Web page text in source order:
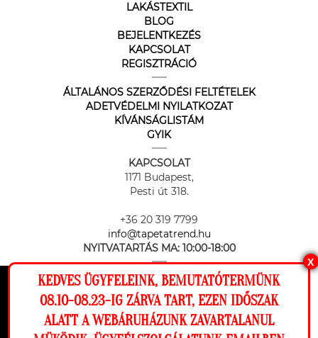
Ez a weboldal cookie-kat használ, hogy a
lehető legjobb élményt nyújtsa honlapunkon.
Beállítások
LAKÁSTEXTIL
BLOG
BEJELENTKEZÉS
KAPCSOLAT
REGISZTRÁCIÓ
ÁLTALÁNOS SZERZŐDÉSI FELTÉTELEK
ADETVÉDELMI NYILATKOZAT
KÍVÁNSÁGLISTÁM
GYIK
KAPCSOLAT
1171 Budapest,
Pesti út 318.
+36 20 319 7799
info@tapetatrend.hu
NYITVATARTÁS MA: 10:00-18:00
X
KEDVES ÜGYFELEINK, BEMUTATÓTERMÜNK
08.10-08.23-IG ZÁRVA TART, EZEN IDŐSZAK
ALATT A WEBÁRUHÁZUNK ZAVARTALANUL